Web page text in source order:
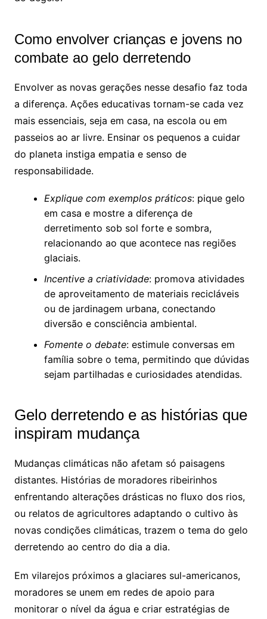
Como envolver crianças e jovens no
combate ao gelo derretendo
Envolver as novas gerações nesse desafio faz toda
a diferença. Ações educativas tornam-se cada vez
mais essenciais, seja em casa, na escola ou em
passeios ao ar livre. Ensinar os pequenos a cuidar
do planeta instiga empatia e senso de
responsabilidade.
Explique com exemplos práticos: pique gelo
em casa e mostre a diferença de
derretimento sob sol forte e sombra,
relacionando ao que acontece nas regiões
glaciais.
Incentive a criatividade: promova atividades
de aproveitamento de materiais recicláveis
ou de jardinagem urbana, conectando
diversão e consciência ambiental.
Fomente o debate: estimule conversas em
família sobre o tema, permitindo que dúvidas
sejam partilhadas e curiosidades atendidas.
Gelo derretendo e as histórias que
inspiram mudança
Mudanças climáticas não afetam só paisagens
distantes. Histórias de moradores ribeirinhos
enfrentando alterações drásticas no fluxo dos rios,
ou relatos de agricultores adaptando o cultivo às
novas condições climáticas, trazem o tema do gelo
derretendo ao centro do dia a dia.
Em vilarejos próximos a glaciares sul-americanos,
moradores se unem em redes de apoio para
monitorar o nível da água e criar estratégias de